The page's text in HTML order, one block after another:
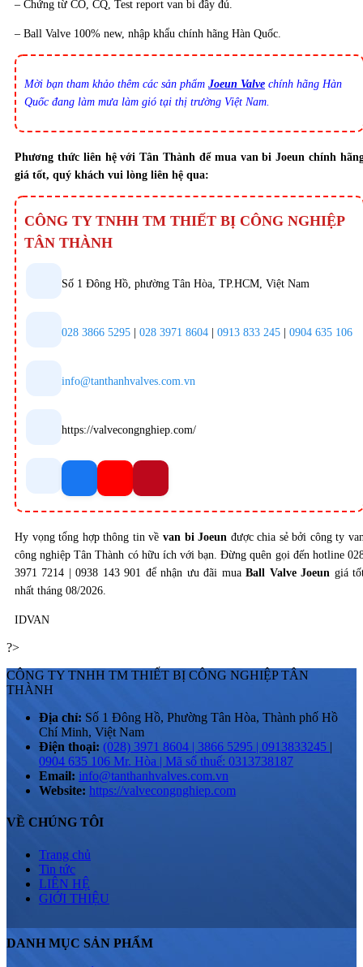
– Chứng từ CO, CQ, Test report van bi đầy đủ.
– Ball Valve 100% new, nhập khẩu chính hãng Hàn Quốc.
Mời bạn tham khảo thêm các sản phẩm Joeun Valve chính hãng Hàn
Quốc đang làm mưa làm gió tại thị trường Việt Nam.
Phương thức liên hệ với Tân Thành để mua van bi Joeun chính
giá tốt, quý khách vui lòng liên hệ qua:
CÔNG TY TNHH TM THIẾT BỊ CÔNG NGHIỆP
TÂN THÀNH
Số 1 Đông Hồ, phường Tân Hòa, TP.HCM, Việt Nam
028 3866 5295 | 028 3971 8604 | 0913 833 245 | 0904 635 106
info@tanthanhvalves.com.vn
https://valvecongnghiep.com/
Hy vọng tổng hợp thông tin về van biJoeun được chia sẻ bởi công ty
công nghiệp Tân Thành có hữu ích với bạn. Đừng quên gọi đến hotline
3971 7214 | 0938 143 901 để nhận ưu đãi muaBall ValveJoeun giá
nhất tháng 08/2026.
IDVAN
?>
CÔNG TY TNHH TM THIẾT BỊ CÔNG NGHIỆP TÂN
THÀNH
Địa chỉ: Số 1 Đông Hồ, Phường Tân Hòa, Thành phố Hồ
Chí Minh, Việt Nam
Điện thoại: (028) 3971 8604 | 3866 5295 | 0913833245 |
0904 635 106 Mr. Hòa | Mã số thuế: 0313738187
Email: info@tanthanhvalves.com.vn
Website: https://valvecongnghiep.com
VỀ CHÚNG TÔI
Trang chủ
Tin tức
LIÊN HỆ
GIỚI THIỆU
DANH MỤC SẢN PHẨM